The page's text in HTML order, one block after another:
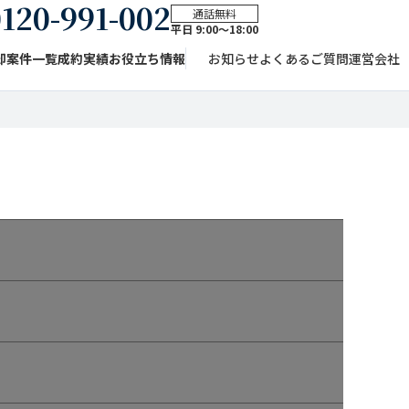
991-002
通話無料
平日 9:00〜18:00
案件一覧成約実績お役立ち情報 お知らせよくあるご質問運営会社